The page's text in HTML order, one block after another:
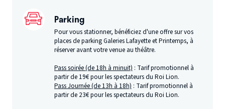
Parking
Pour vous stationner, bénéficiez d'une offre sur vos
places de parking Galeries Lafayette et Printemps, à
réserver avant votre venue au théâtre.
Pass soirée (de 18h à minuit) : Tarif promotionnel à
partir de 19€ pour les spectateurs du Roi Lion.
Pass Journée (de 13h à 18h) : Tarif promotionnel à
partir de 23€ pour les spectateurs du Roi Lion.